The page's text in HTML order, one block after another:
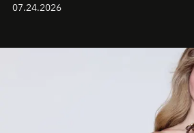
unsurlarından biri olarak öne çıkıyor.
07.24.2026